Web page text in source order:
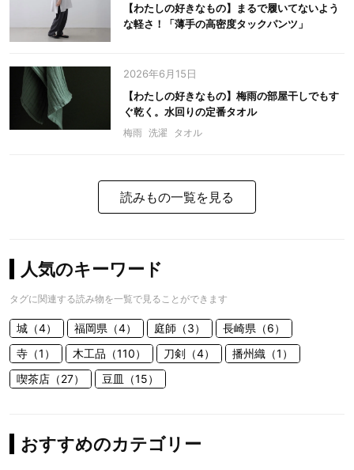
【わたしの好きなもの】まるで履いてないよう
な軽さ！「薄手の高密度タックパンツ」
2026年6月15日
【わたしの好きなもの】梅雨の部屋干しでもす
ぐ乾く。水回りの定番タオル
梅雨 洗濯 タオル
読みもの一覧を見る
人気のキーワード
タグに関連する読み物を一覧で見ることができます
城（4） 福岡県（4） 庭師（3）
長崎県（6）
寺（1）
木工品（110） 刀剣（4）
播州織（1）
喫茶店（27）
豆皿（15）
おすすめのカテゴリー